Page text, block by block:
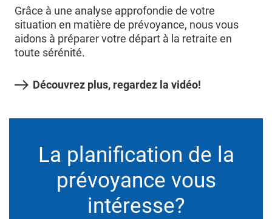
Grâce à une analyse approfondie de votre
situation en matière de prévoyance, nous vous
aidons à préparer votre départ à la retraite en
toute sérénité.
Découvrez plus, regardez la vidéo!
La planification de la
prévoyance vous
intéresse?